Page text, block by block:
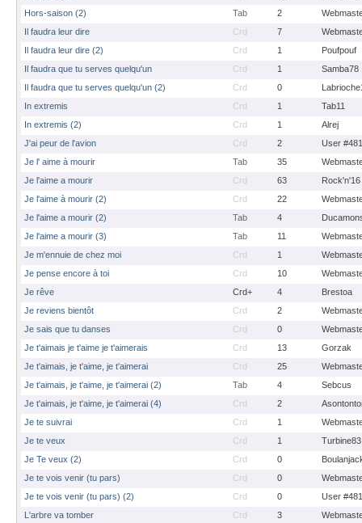
Hors-saison (2)
Tab 2
Il faudra leur dire
Crd 7
Il faudra leur dire (2)
Crd 1
Poufpouf
Il faudra que tu serves quelqu'un
Crd 1
Samba78
Il faudra que tu serves quelqu'un (2)
Crd 0
In extremis
Crd 1
Tab11
In extremis (2)
Crd 1
Alrej
J'ai peur de l'avion
Crd 2
User
Je l' aime à mourir
Tab 35
Je l'aime a mourir
Crd 63
Rock'n'16
Je l'aime à mourir (2)
Crd 22
Je l'aime a mourir (2)
Tab 4
Je l'aime a mourir (3)
Tab 11
Je m'ennuie de chez moi
Crd 1
Je pense encore à toi
Crd 10
Je rêve
Crd+ 4
Brestoa
Je reviens bientôt
Crd 2
Je sais que tu danses
Crd 0
Je t'aimais je t'aime je t'aimerais
Crd 13
Gorzak
Je t'aimais, je t'aime, je t'aimerai
Crd 25
Je t'aimais, je t'aime, je t'aimerai (2)
Tab 4
Sebcus
Je t'aimais, je t'aime, je t'aimerai (4)
Crd 2
Je te suivrai
Crd 1
Je te veux
Crd 1
Turbine83
Je Te veux (2)
Crd 0
Je te vois venir (tu pars)
Crd 0
Je te vois venir (tu pars) (2)
Crd 0
User
L'arbre va tomber
Crd 3